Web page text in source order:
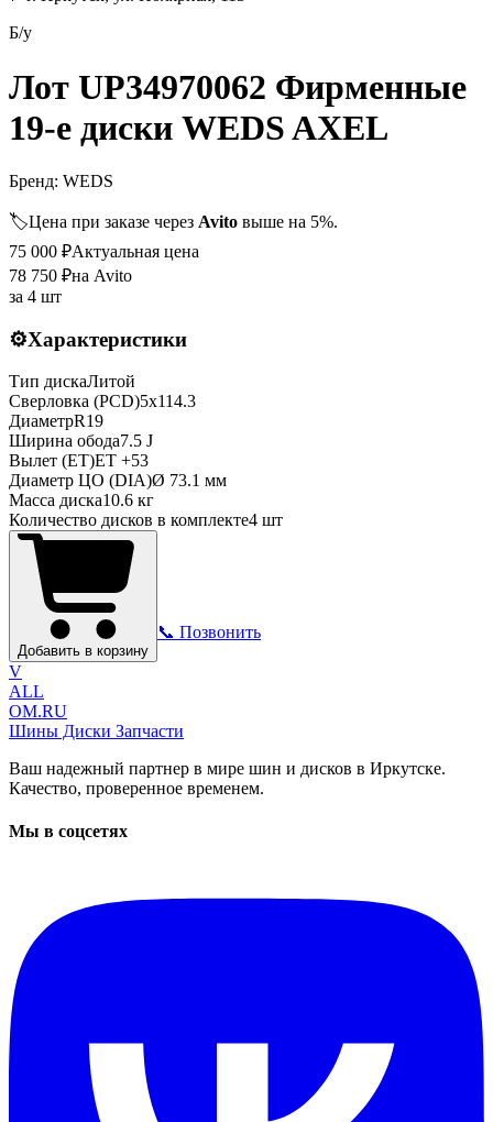
Б/у
Лот UP34970062 Фирменные
19-е диски WEDS AXEL
Бренд: WEDS
🏷️Цена при заказе через Avito выше на 5%.
75 000 ₽Актуальная цена
78 750 ₽на Avito
за 4 шт
⚙️Характеристики
Тип дискаЛитой
Сверловка (PCD)5x114.3
ДиаметрR19
Ширина обода7.5 J
Вылет (ET)ET +53
Диаметр ЦО (DIA)Ø 73.1 мм
Масса диска10.6 кг
Количество дисков в комплекте4 шт
Добавить в корзину
📞 Позвонить
V
ALL
OM.RU
Шины Диски Запчасти
Ваш надежный партнер в мире шин и дисков в Иркутске.
Качество, проверенное временем.
Мы в соцсетях